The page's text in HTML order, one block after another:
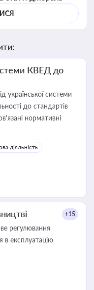
КВЕД до
української системи
до стандартів
нормативні
діяльність
+15
регулювання
в експлуатацію